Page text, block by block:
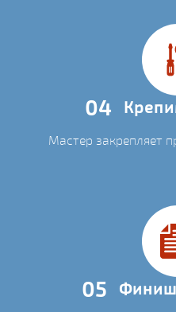
04
Мастер закрепляет
05